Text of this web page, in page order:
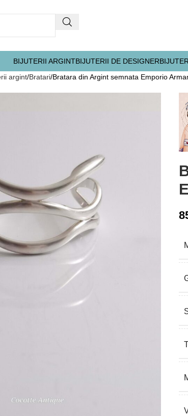
BIJUTERII ARGINTBIJUTERII DE DESIGNER
argint Bratari Bratara din Argint semnata Emporio